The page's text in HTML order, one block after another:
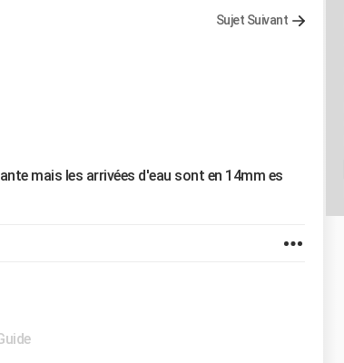
Sujet Suivant
mais les arrivées d'eau sont en 14mm es